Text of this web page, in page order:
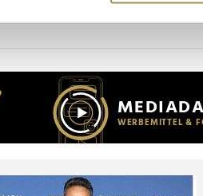
um Inhalte und Anzeigen zu
für soziale Medien, Werbung
Daten zusammen, die Sie
haben.